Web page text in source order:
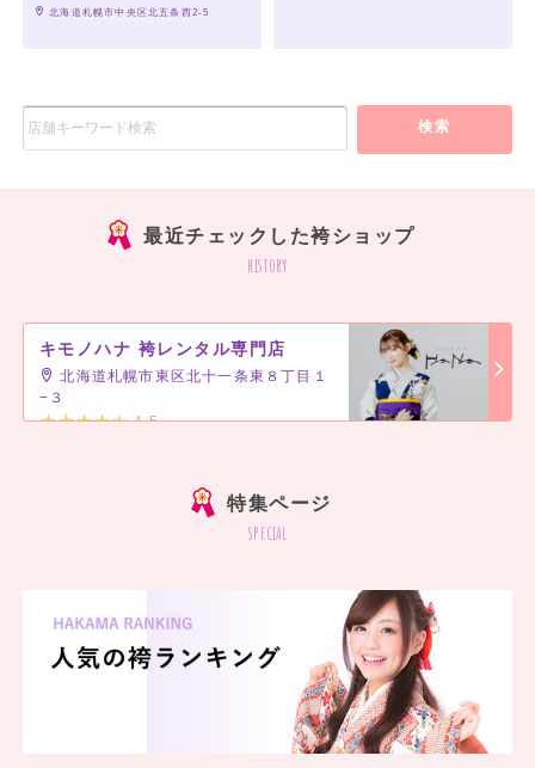
北海道札幌市中央区北五条西2-5
検索
最近チェックした袴ショップ
history
キモノハナ 袴レンタル専門店
北海道札幌市東区北十一条東８丁目１
−３
4.5
特集ページ
special